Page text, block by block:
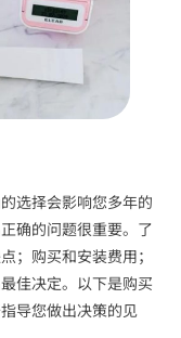
选择会影响您多年的
确的问题很重要。了
；购买和安装费用；
佳决定。以下是购买
导您做出决策的见